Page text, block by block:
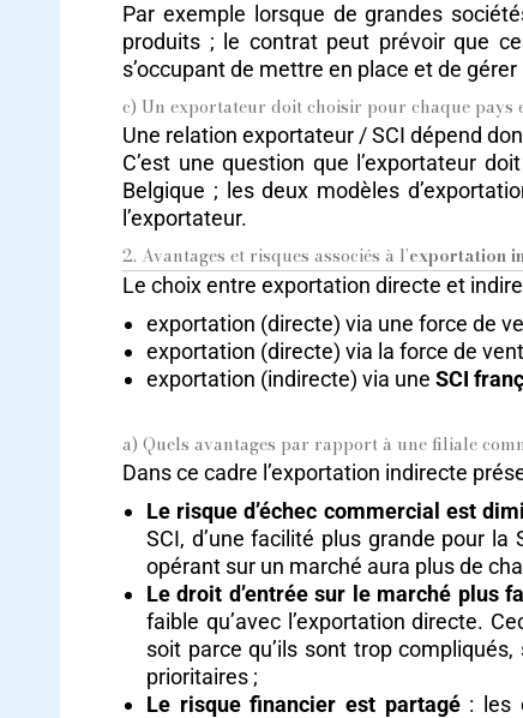
Par exemple lorsque de grandes
produits ; le contrat peut prévoir que
s’occupant de mettre en place et de
c) Un exportateur doit choisir pour chaque pays
Une relation exportateur / SCI dépend
C’est une question que l’exportateur
Belgique ; les deux modèles
l’exportateur.
2. Avantages et risques associés à l’exportation
Le choix entre exportation directe et
exportation (directe) via une force de
exportation (directe) via la force de
exportation (indirecte) via une SCI
a) Quels avantages par rapport à une filiale
Dans ce cadre l’exportation indirecte
Le risque d’échec commercial est
SCI, d’une facilité plus grande pour
opérant sur un marché aura plus de
Le droit d’entrée sur le marché plus
faible qu’avec l’exportation directe.
soit parce qu’ils sont trop
prioritaires ;
Le risque financier est partagé: les